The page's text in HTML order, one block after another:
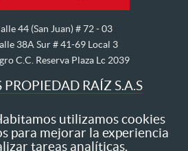
44 (San Juan) # 72 - 03
38A Sur # 41-69 Local 3
C.C. Reserva Plaza Lc 2039
PROPIEDAD RAÍZ S.A.S
venta, hipoteca, avalúo y
de inmuebles
utilizamos cookies
para mejorar la experiencia
tareas analíticas.